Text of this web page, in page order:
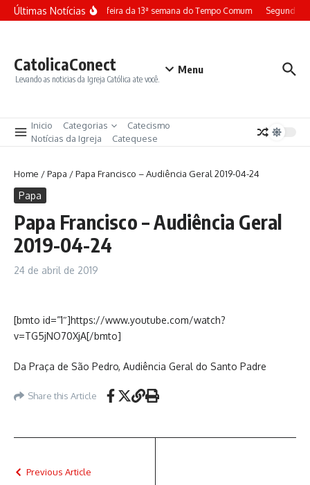
Ir para o conteúdo
Últimas NotíciasTerça-feira da 13ª semana do Tempo Comum Segunda-
CatolicaConect
Levando as noticias da Igreja Católica ate você.
Menu
Inicio Categorias
Catecismo
Notícias da Igreja
Catequese
Home /Papa /Papa Francisco – Audiência Geral 2019-04-24
Papa
Papa Francisco – Audiência Geral
2019-04-24
24 de abril de 2019
[bmto id=”1″]https://www.youtube.com/watch?
v=TG5jNO70XjA[/bmto]
Da Praça de São Pedro, Audiência Geral do Santo Padre
Share this Article
Previous Article